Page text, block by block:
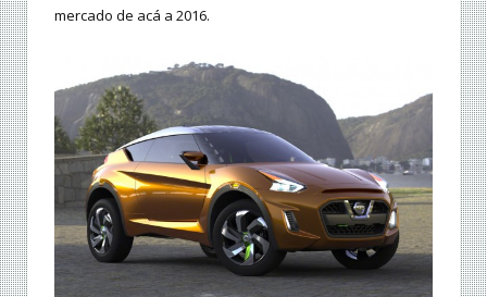
mercado de acá a 2016.